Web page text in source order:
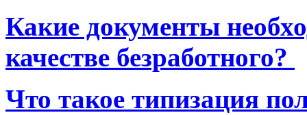
Какие документы
качестве безработного?
Что такое типизация